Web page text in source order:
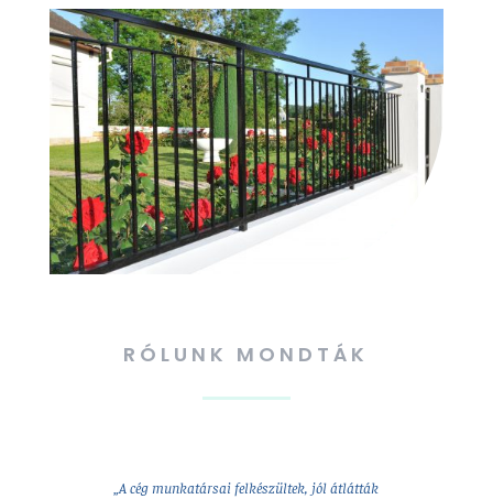
RÓLUNK MONDTÁK
„A cég munkatársai felkészültek, jól átlátták